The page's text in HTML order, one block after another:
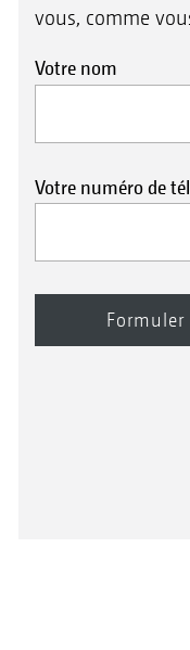
vous, comme
Votre nom
Votre numéro de